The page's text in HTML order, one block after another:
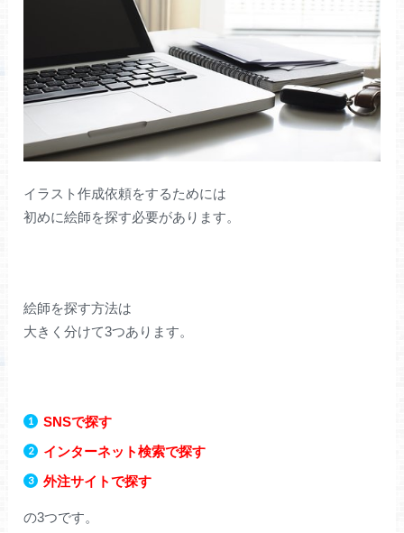
イラスト作成依頼をするためには
初めに絵師を探す必要があります。
絵師を探す方法は
大きく分けて3つあります。
SNSで探す
インターネット検索で探す
外注サイトで探す
の3つです。